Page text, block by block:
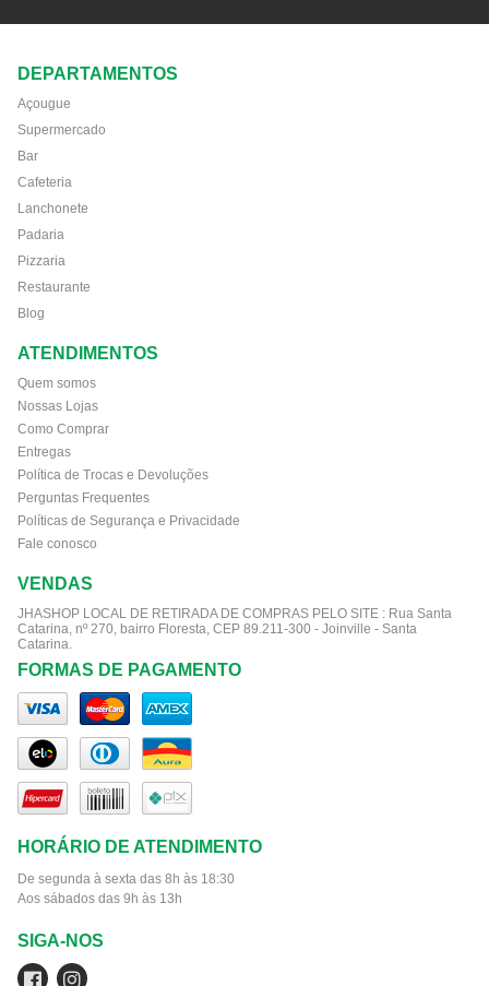
DEPARTAMENTOS
Açougue
Supermercado
Bar
Cafeteria
Lanchonete
Padaria
Pizzaria
Restaurante
Blog
ATENDIMENTOS
Quem somos
Nossas Lojas
Como Comprar
Entregas
Política de Trocas e Devoluções
Perguntas Frequentes
Políticas de Segurança e Privacidade
Fale conosco
VENDAS
JHASHOP LOCAL DE RETIRADA DE COMPRAS PELO SITE : Rua Santa
Catarina, nº 270, bairro Floresta, CEP 89.211-300 - Joinville - Santa
Catarina.
FORMAS DE PAGAMENTO
HORÁRIO DE ATENDIMENTO
De segunda à sexta das 8h às 18:30
Aos sábados das 9h às 13h
SIGA-NOS